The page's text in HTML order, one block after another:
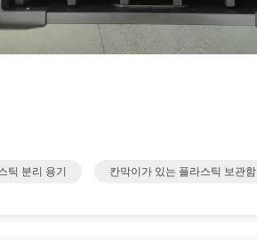
틱 분리 용기 칸막이가 있는 플라스틱 보관함